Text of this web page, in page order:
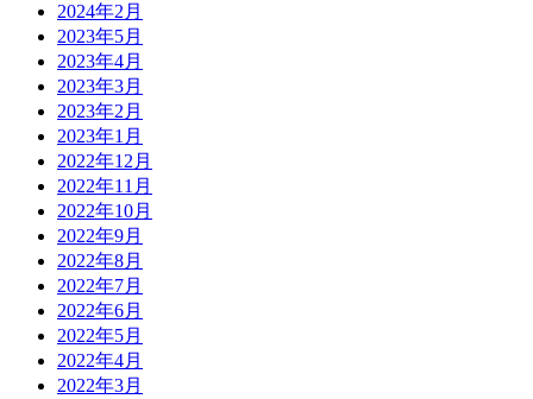
2024年2月
2023年5月
2023年4月
2023年3月
2023年2月
2023年1月
2022年12月
2022年11月
2022年10月
2022年9月
2022年8月
2022年7月
2022年6月
2022年5月
2022年4月
2022年3月